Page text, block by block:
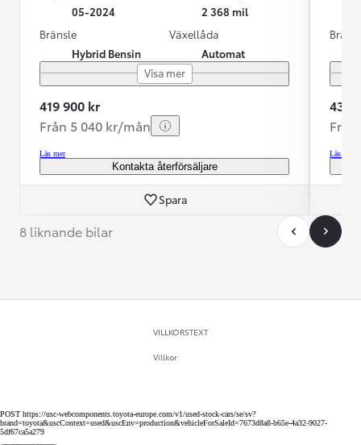
05-2024
2 368 mil
Bränsle
Hybrid Bensin
Växellåda
Automat
Visa mer
419 900 kr
Från 5 040 kr/mån
Läs mer
Kontakta återförsäljare
Spara
435
Läs mer
8 liknande bilar
VILLKORSTEXT
Villkor
POST https://usc-webcomponents.toyota-europe.com/v1/used-stock-cars/se/sv?
brand=toyota&uscContext=used&uscEnv=production&vehicleForSaleId=7673d8a8-b65e-4a32-9027-
5df67ca5a279